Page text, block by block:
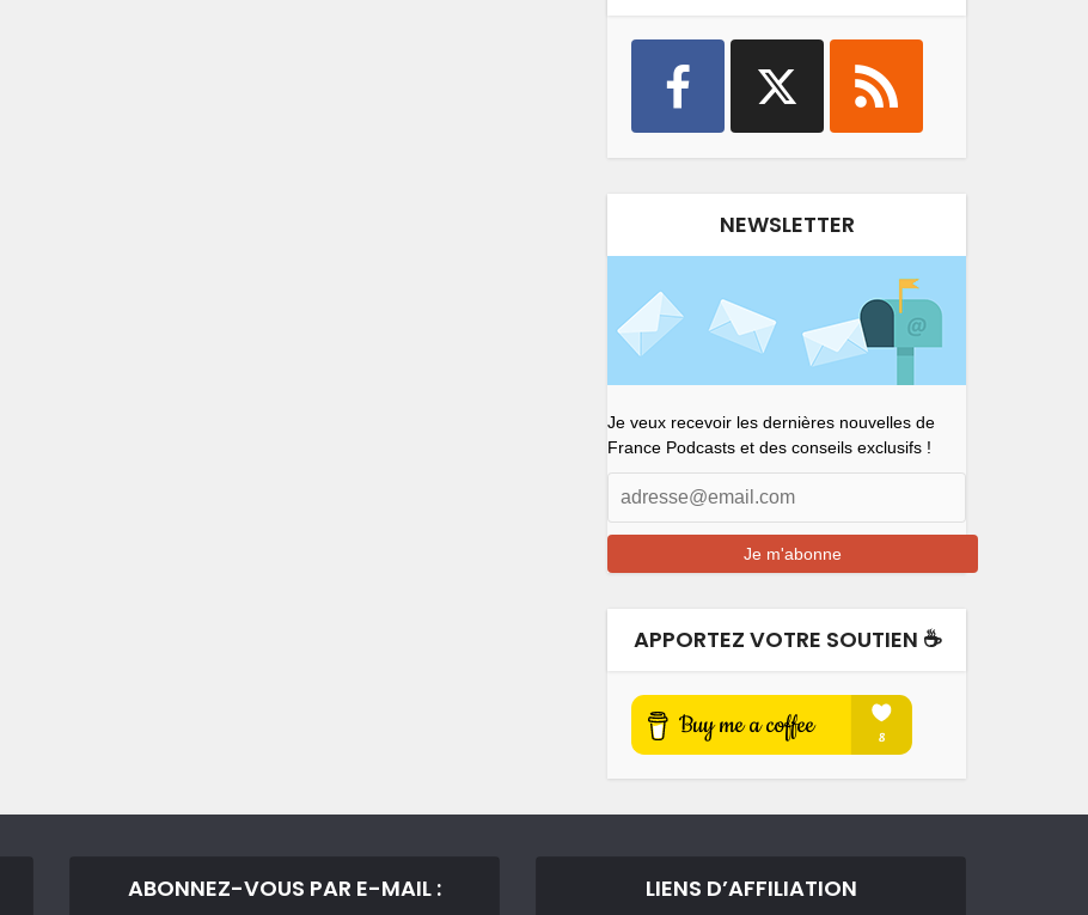
NEWSLETTER
Je veux recevoir les dernières nouvelles de
France Podcasts et des conseils exclusifs !
APPORTEZ VOTRE SOUTIEN ☕️
ABONNEZ-VOUS PAR E-MAIL : LIENS D’AFFILIATION